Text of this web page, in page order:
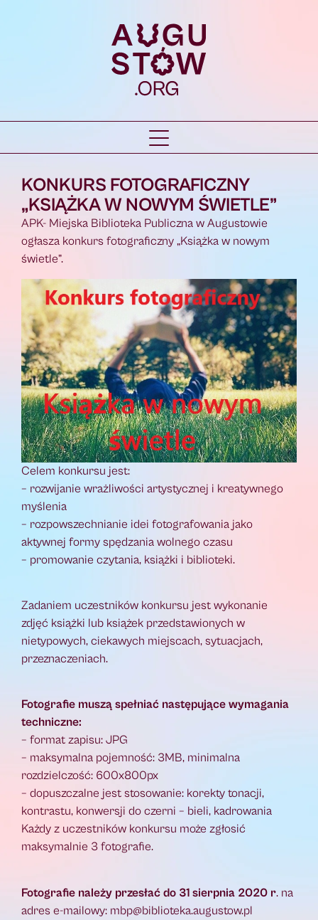
KONKURS FOTOGRAFICZNY
„KSIĄŻKA W NOWYM ŚWIETLE”
APK- Miejska Biblioteka Publiczna w Augustowie
ogłasza konkurs fotograficzny „Książka w nowym
świetle”.
Celem konkursu jest:
– rozwijanie wrażliwości artystycznej i kreatywnego
myślenia
– rozpowszechnianie idei fotografowania jako
aktywnej formy spędzania wolnego czasu
– promowanie czytania, książki i biblioteki.
Zadaniem uczestników konkursu jest wykonanie
zdjęć książki lub książek przedstawionych w
nietypowych, ciekawych miejscach, sytuacjach,
przeznaczeniach.
Fotografie muszą spełniać następujące wymagania
techniczne:
– format zapisu: JPG
– maksymalna pojemność: 3MB, minimalna
rozdzielczość: 600x800px
– dopuszczalne jest stosowanie: korekty tonacji,
kontrastu, konwersji do czerni – bieli, kadrowania
Każdy z uczestników konkursu może zgłosić
maksymalnie 3 fotografie.
Fotografie należy przesłać do 31 sierpnia 2020 r. na
adres e-mailowy: mbp@biblioteka.augustow.pl